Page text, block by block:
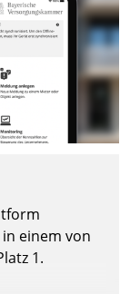
einem von
1.